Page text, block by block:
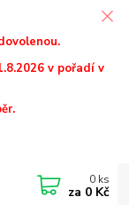
v pořadí v
0 ks
za 0 Kč